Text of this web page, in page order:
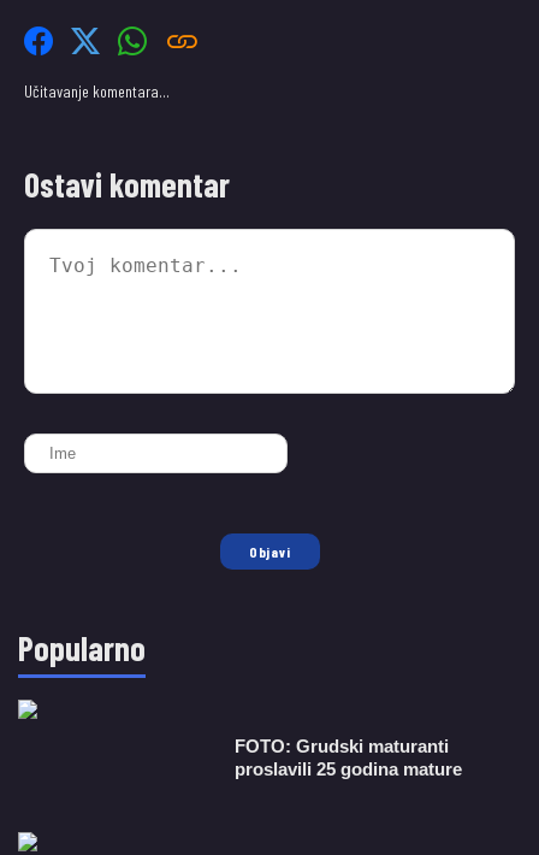
Učitavanje komentara…
Ostavi komentar
Objavi
Popularno
FOTO: Grudski maturanti
proslavili 25 godina mature